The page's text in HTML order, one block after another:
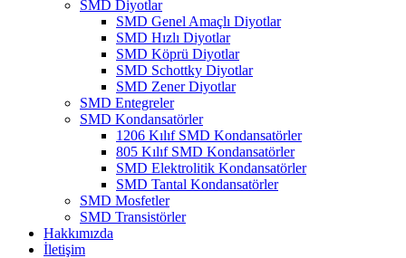
SMD Diyotlar
SMD Genel Amaçlı Diyotlar
SMD Hızlı Diyotlar
SMD Köprü Diyotlar
SMD Schottky Diyotlar
SMD Zener Diyotlar
SMD Entegreler
SMD Kondansatörler
1206 Kılıf SMD Kondansatörler
805 Kılıf SMD Kondansatörler
SMD Elektrolitik Kondansatörler
SMD Tantal Kondansatörler
SMD Mosfetler
SMD Transistörler
Hakkımızda
İletişim